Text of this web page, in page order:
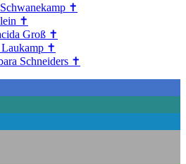
✝︎
✝︎
Groß ✝
Laukamp ✝
Schneiders ✝︎